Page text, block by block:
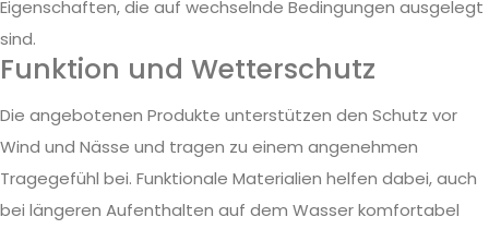
Eigenschaften, die auf wechselnde Bedingungen ausgelegt
sind.
Funktion und Wetterschutz
Die angebotenen Produkte unterstützen den Schutz vor
Wind und Nässe und tragen zu einem angenehmen
Tragegefühl bei. Funktionale Materialien helfen dabei, auch
bei längeren Aufenthalten auf dem Wasser komfortabel